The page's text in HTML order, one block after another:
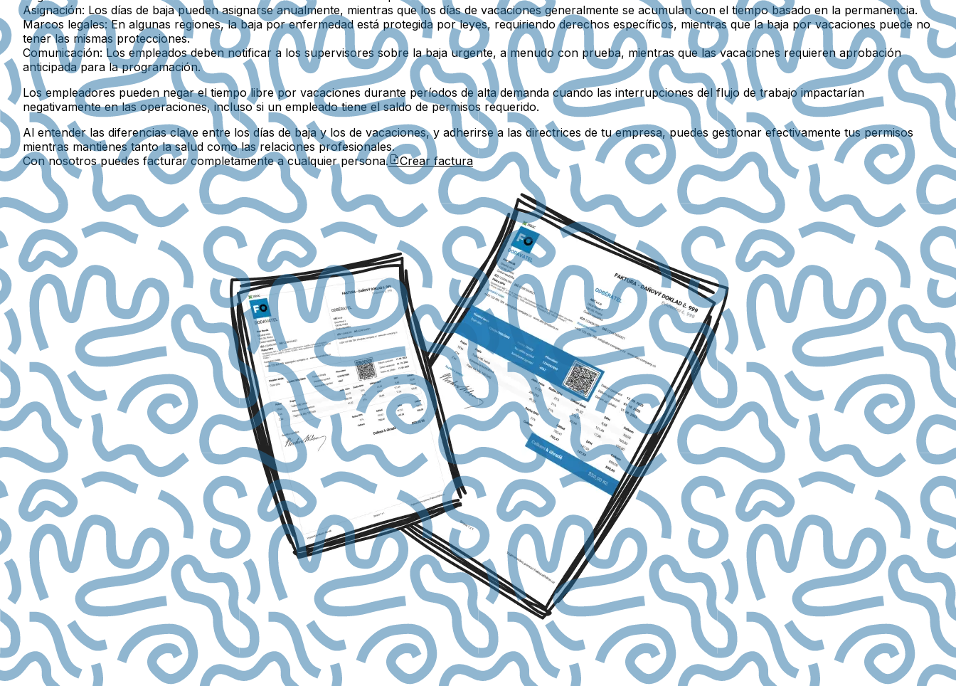
Asignación: Los días de baja pueden asignarse anualmente, mientras que los días de vacaciones generalmente se acumulan con el tiempo basado en la permanencia.
Marcos legales:En algunas regiones, la baja por enfermedad está protegida por leyes, requiriendo derechos específicos, mientras que la baja por vacaciones puede no
tener las mismas protecciones.
Comunicación: Los empleados deben notificar a los supervisores sobre la baja urgente, a menudo con prueba, mientras que las vacaciones requieren aprobación
anticipada para la programación.
Los empleadores pueden negar el tiempo libre por vacaciones durante períodos de alta demanda cuando las interrupciones del flujo de trabajo impactarían
negativamente en las operaciones, incluso si un empleado tiene el saldo de permisos requerido.
Al entender las diferencias clave entre los días de baja y los de vacaciones, y adherirse a las directrices de tu empresa, puedes gestionar efectivamente tus permisos
mientras mantienes tanto la salud como las relaciones profesionales.
Con nosotros puedes facturar completamente a cualquier persona.
Crear factura